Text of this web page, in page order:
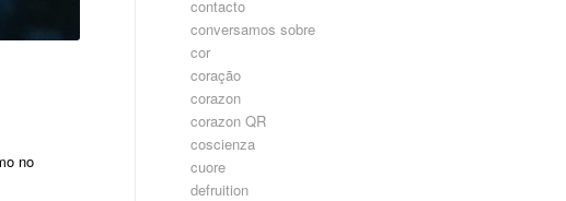
no
contacto
conversamos sobre
cor
coração
corazon
corazon QR
coscienza
cuore
defruition